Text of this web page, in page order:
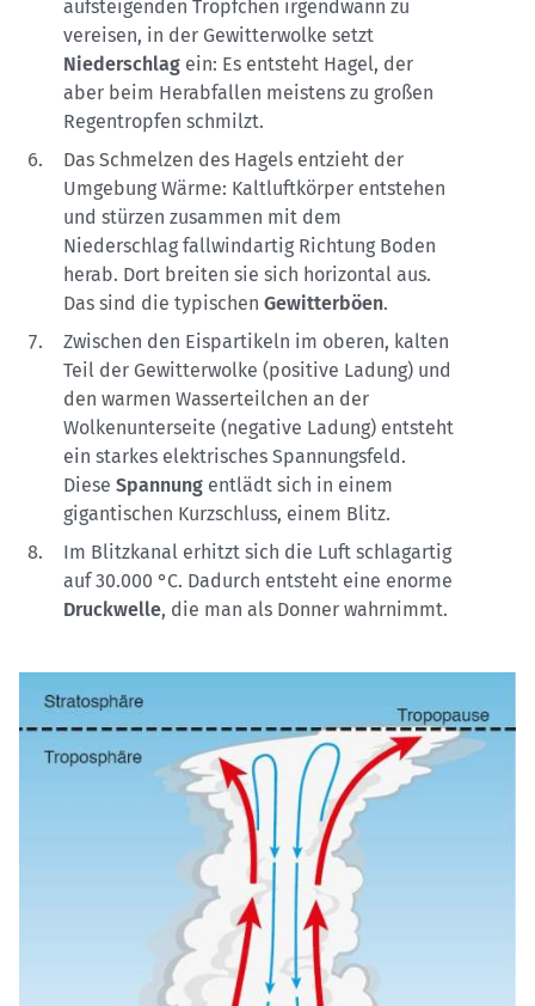
aufsteigenden Tröpfchen irgendwann zu
vereisen, in der Gewitterwolke setzt
Niederschlagein: Es entsteht Hagel, der
aber beim Herabfallen meistens zu großen
Regentropfen schmilzt.
Das Schmelzen des Hagels entzieht der
Umgebung Wärme: Kaltluftkörper entstehen
und stürzen zusammen mit dem
Niederschlag fallwindartig Richtung Boden
herab. Dort breiten sie sich horizontal aus.
Das sind die typischen Gewitterböen.
Zwischen den Eispartikeln im oberen, kalten
Teil der Gewitterwolke (positive Ladung) und
den warmen Wasserteilchen an der
Wolkenunterseite (negative Ladung) entsteht
ein starkes elektrisches Spannungsfeld.
Diese Spannungentlädt sich in einem
gigantischen Kurzschluss, einem Blitz.
Im Blitzkanal erhitzt sich die Luft schlagartig
auf 30.000 °C. Dadurch entsteht eine enorme
Druckwelle, die man als Donner wahrnimmt.